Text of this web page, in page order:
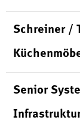
Schreiner /
Senior